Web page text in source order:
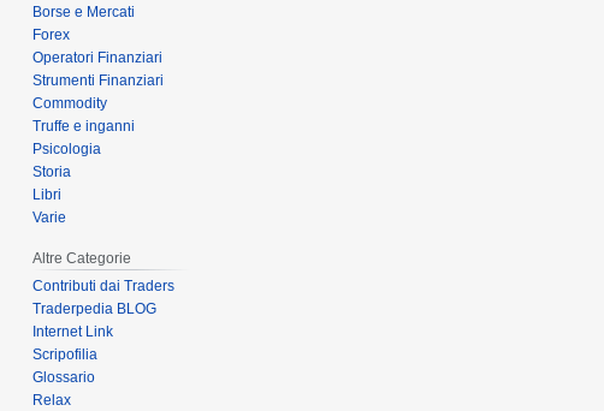
Borse e Mercati
Forex
Operatori Finanziari
Strumenti Finanziari
Commodity
Truffe e inganni
Psicologia
Storia
Libri
Varie
Altre Categorie
Contributi dai Traders
Traderpedia BLOG
Internet Link
Scripofilia
Glossario
Relax